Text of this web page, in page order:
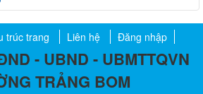
trúc trang Liên hệ Đăng nhập
- UBND - UBMTTQVN
TRẢNG BOM